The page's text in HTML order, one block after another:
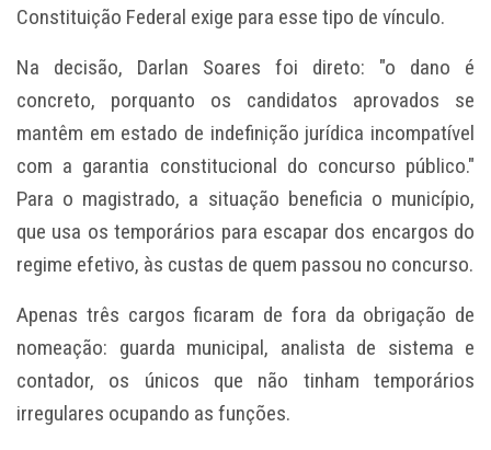
Constituição Federal exige para esse tipo de vínculo.
Na decisão, Darlan Soares foi direto: "o dano é
concreto, porquanto os candidatos aprovados se
mantêm em estado de indefinição jurídica incompatível
com a garantia constitucional do concurso público."
Para o magistrado, a situação beneficia o município,
que usa os temporários para escapar dos encargos do
regime efetivo, às custas de quem passou no concurso.
Apenas três cargos ficaram de fora da obrigação de
nomeação: guarda municipal, analista de sistema e
contador, os únicos que não tinham temporários
irregulares ocupando as funções.